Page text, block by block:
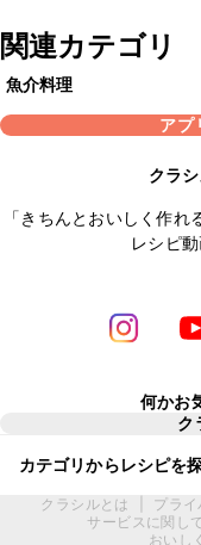
関連カテゴリ
魚介料理
アプ
クラ
「きちんとおいしく作
レシピ
何かお
ク
カテゴリからレシピを
クラシルとは プラ
サービスに関し
おいし